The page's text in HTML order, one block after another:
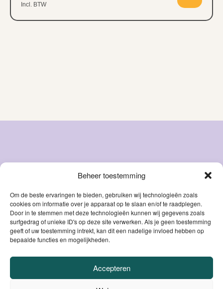
Beheer toestemming
Om de beste ervaringen te bieden, gebruiken wij technologieën zoals
cookies om informatie over je apparaat op te slaan en/of te raadplegen.
Door in te stemmen met deze technologieën kunnen wij gegevens zoals
surfgedrag of unieke ID's op deze site verwerken. Als je geen toestemming
geeft of uw toestemming intrekt, kan dit een nadelige invloed hebben op
bepaalde functies en mogelijkheden.
Accepteren
Incl. BTW
Snacks
Droog
voer
Accessoires
Over ons
Blog
Contact
Mijn account